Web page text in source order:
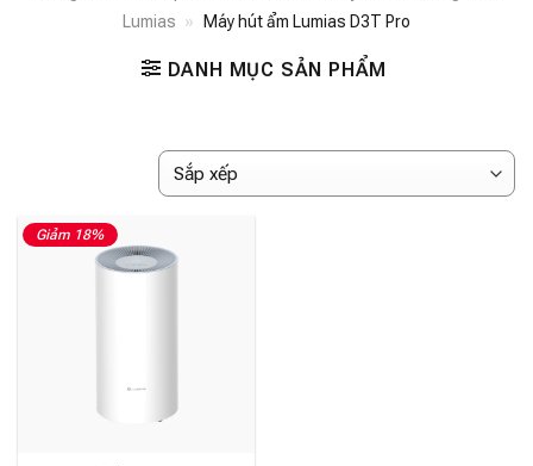
Lumias » Máy hút ẩm Lumias D3T Pro
DANH MỤC SẢN PHẨM
Giảm 18%